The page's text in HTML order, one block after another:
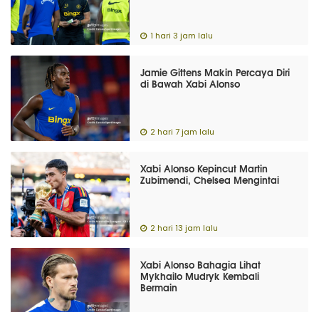
1 hari 3 jam lalu
Jamie Gittens Makin Percaya Diri
di Bawah Xabi Alonso
2 hari 7 jam lalu
Xabi Alonso Kepincut Martin
Zubimendi, Chelsea Mengintai
2 hari 13 jam lalu
Xabi Alonso Bahagia Lihat
Mykhailo Mudryk Kembali
Bermain